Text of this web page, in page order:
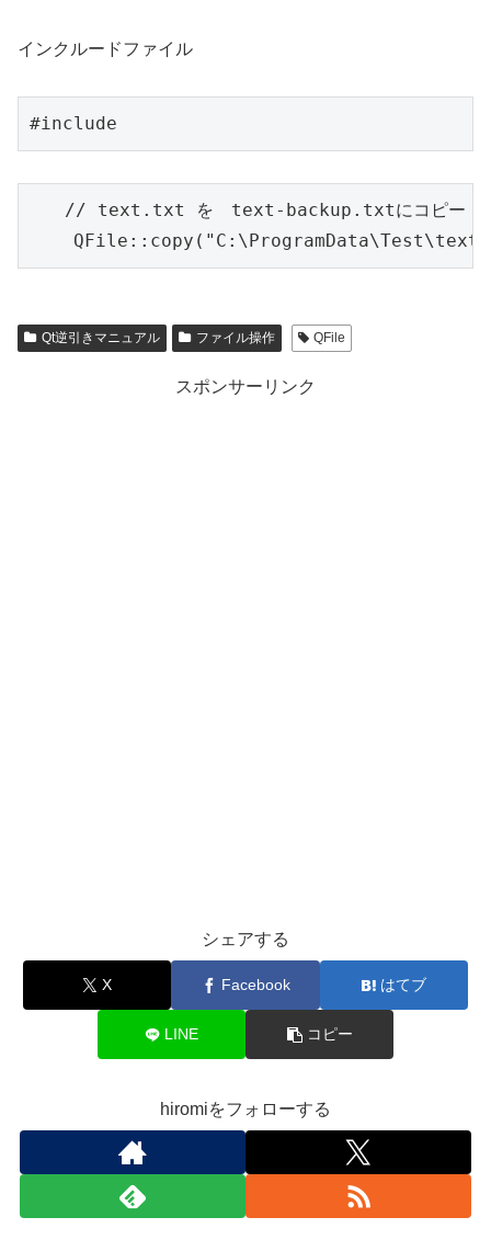
インクルードファイル
#include
// text.txt を　text-backup.txtにコピー
Qt逆引きマニュアル ファイル操作 QFile
スポンサーリンク
シェアする
X Facebook はてブ
LINE コピー
hiromiをフォローする